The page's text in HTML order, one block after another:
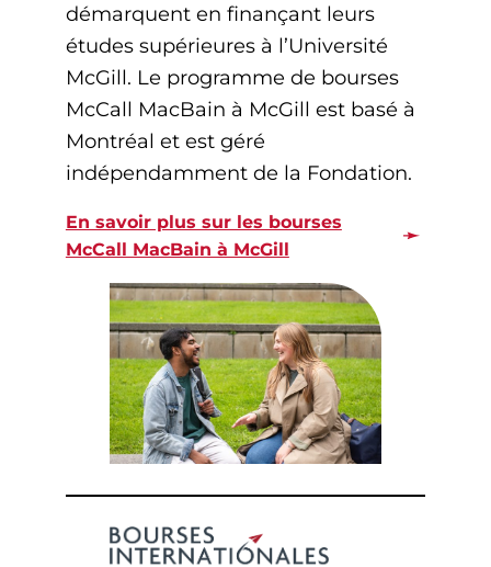
démarquent en finançant leurs
études supérieures à l’Université
McGill. Le programme de bourses
McCall MacBain à McGill est basé à
Montréal et est géré
indépendamment de la Fondation.
En savoir plus sur les bourses
McCall MacBain à McGill